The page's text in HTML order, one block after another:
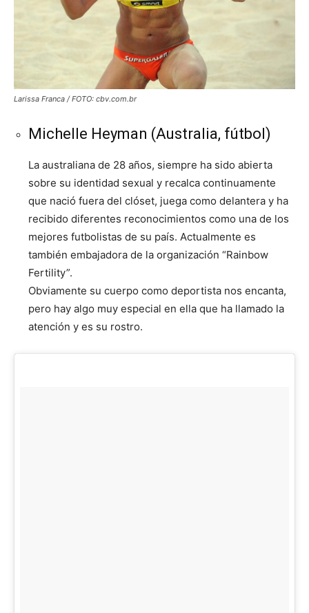
Larissa Franca / FOTO: cbv.com.br
Michelle Heyman (Australia, fútbol)
La australiana de 28 años, siempre ha sido abierta
sobre su identidad sexual y recalca continuamente
que nació fuera del clóset, juega como delantera y ha
recibido diferentes reconocimientos como una de los
mejores futbolistas de su país. Actualmente es
también embajadora de la organización “Rainbow
Fertility”.
Obviamente su cuerpo como deportista nos encanta,
pero hay algo muy especial en ella que ha llamado la
atención y es su rostro.